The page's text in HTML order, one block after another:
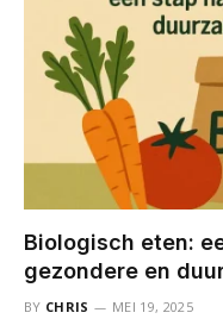
Biologisch eten:
gezondere en
BY CHRIS MEI 19, 2025